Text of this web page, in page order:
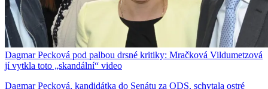
Dagmar Pecková pod palbou drsné kritiky: Mračková Vildumetzová
jí vytkla toto „skandální“ video
Dagmar Pecková, kandidátka do Senátu za ODS, schytala ostré